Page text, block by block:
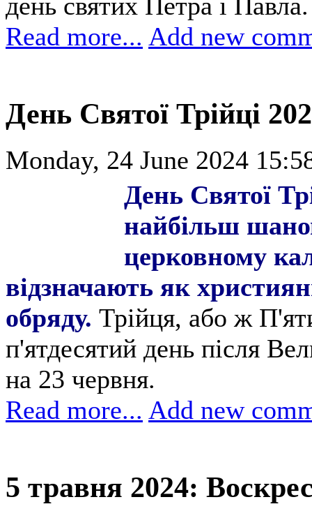
день святих Петра і Павла.
Read more... Add new
День Святої Трійці
Monday, 24 June 2024
День Святої
найбільш
церковному
відзначають як
обряду. Трійця, або ж
п'ятдесятий день після
на 23 червня.
Read more... Add new
5 травня 2024: